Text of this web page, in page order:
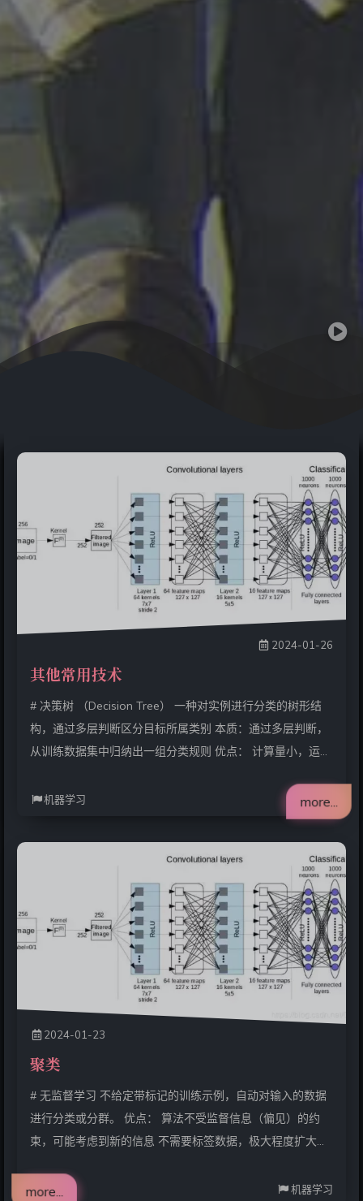
2024-01-26
其他常用技术
# 决策树 （Decision Tree） 一种对实例进行分类的树形结
构，通过多层判断区分目标所属类别 本质：通过多层判断，
从训练数据集中归纳出一组分类规则 优点： 计算量小，运算
属性间的相关性 样本类别分布不均匀时容易影响模型表现 #
属性） 信息熵： 熵是衡量数据集纯度的一个指标（也是度量
不确定性的指标）。 对于一个类别变量 C 的数据集 D, 其熵
定义为： Entropy(D)=−∑i=1ncP(ci)log⁡2P(ci)Entropy(D)&#x
机器学习 more...
2024-01-23
聚类
# 无监督学习 不给定带标记的训练示例，自动对输入的数据
进行分类或分群。 优点： 算法不受监督信息（偏见）的约
束，可能考虑到新的信息 不需要标签数据，极大程度扩大数
析 又称为群分析， 根据对象的某些属性的相似度，将其自动
机器学习
more...